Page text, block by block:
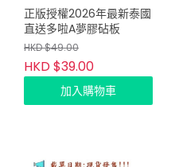
正版授權2026年最新泰國
直送多啦A夢膠砧板
HKD $49.00
HKD $39.00
加入購物車